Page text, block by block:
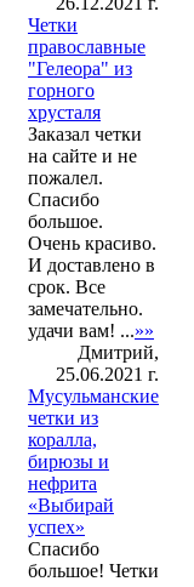
Четки
православные
"Гелеора" из
горного
хрусталя
Заказал четки
на сайте и не
пожалел.
Спасибо
большое.
Очень красиво.
И доставлено в
срок. Все
замечательно.
удачи вам! ...»»
Дмитрий,
25.06.2021 г.
Мусульманские
четки из
коралла,
бирюзы и
нефрита
«Выбирай
успех»
Спасибо
большое! Четки